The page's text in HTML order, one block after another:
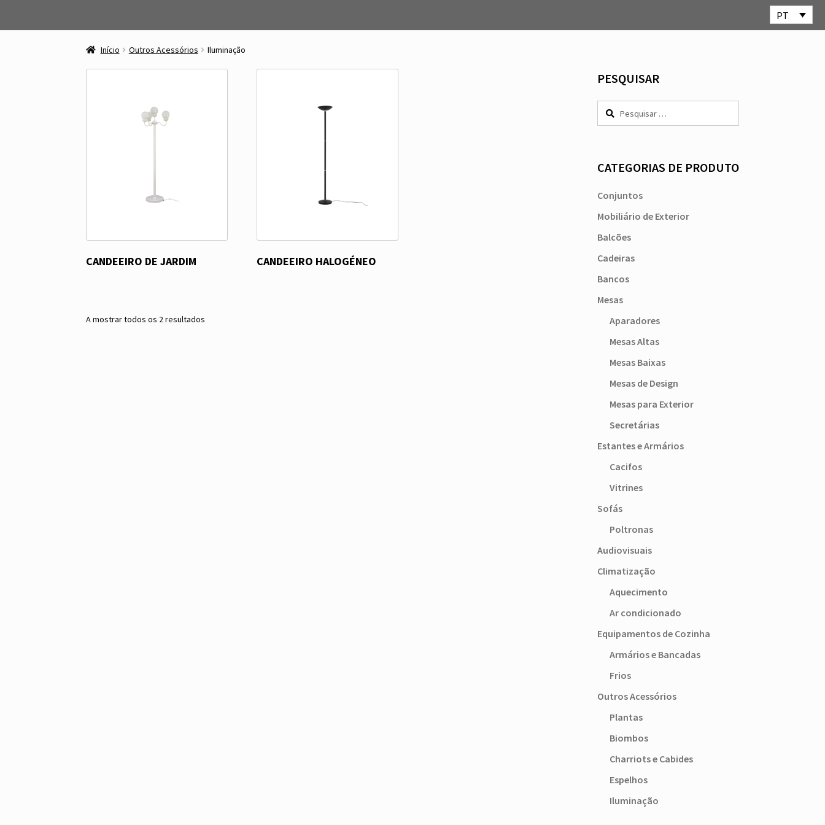
PT
Ir
para
Saltar
paraInício Outros Acessórios Iluminação
CANDEEIRO DE JARDIM CANDEEIRO HALOGÉNEO
A mostrar todos os 2 resultados
PESQUISAR
Pesquisar
CATEGORIAS DE PRODUTO
Conjuntos
Mobiliário de Exterior
Balcões
Cadeiras
Bancos
Mesas
Aparadores
Mesas Altas
Mesas Baixas
Mesas de Design
Mesas para Exterior
Secretárias
Estantes e Armários
Cacifos
Vitrines
Sofás
Poltronas
Audiovisuais
Climatização
Aquecimento
Ar condicionado
Equipamentos de Cozinha
Armários e Bancadas
Frios
Outros Acessórios
Plantas
Biombos
Charriots e Cabides
Espelhos
Iluminação